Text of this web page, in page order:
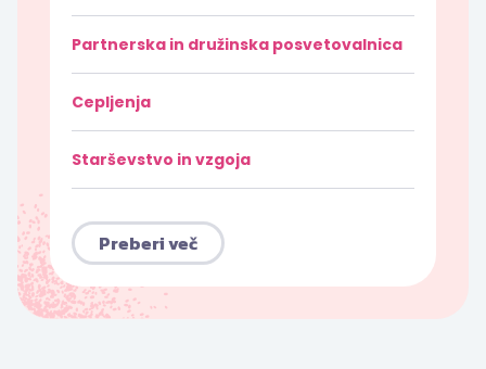
Partnerska in družinska posvetovalnica
Cepljenja
Starševstvo in vzgoja
Preberi več